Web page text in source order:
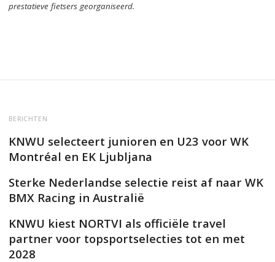
prestatieve fietsers georganiseerd.
BERICHTEN
KNWU selecteert junioren en U23 voor WK
Montréal en EK Ljubljana
Sterke Nederlandse selectie reist af naar WK
BMX Racing in Australië
KNWU kiest NORTVI als officiële travel
partner voor topsportselecties tot en met
2028